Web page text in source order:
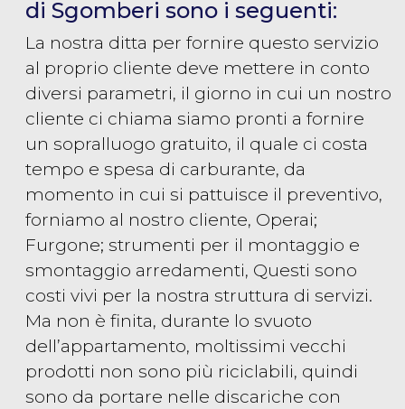
di Sgomberi sono i seguenti:
La nostra ditta per fornire questo servizio
al proprio cliente deve mettere in conto
diversi parametri, il giorno in cui un nostro
cliente ci chiama siamo pronti a fornire
un sopralluogo gratuito, il quale ci costa
tempo e spesa di carburante, da
momento in cui si pattuisce il preventivo,
forniamo al nostro cliente, Operai;
Furgone; strumenti per il montaggio e
smontaggio arredamenti, Questi sono
costi vivi per la nostra struttura di servizi.
Ma non è finita, durante lo svuoto
dell’appartamento, moltissimi vecchi
prodotti non sono più riciclabili, quindi
sono da portare nelle discariche con